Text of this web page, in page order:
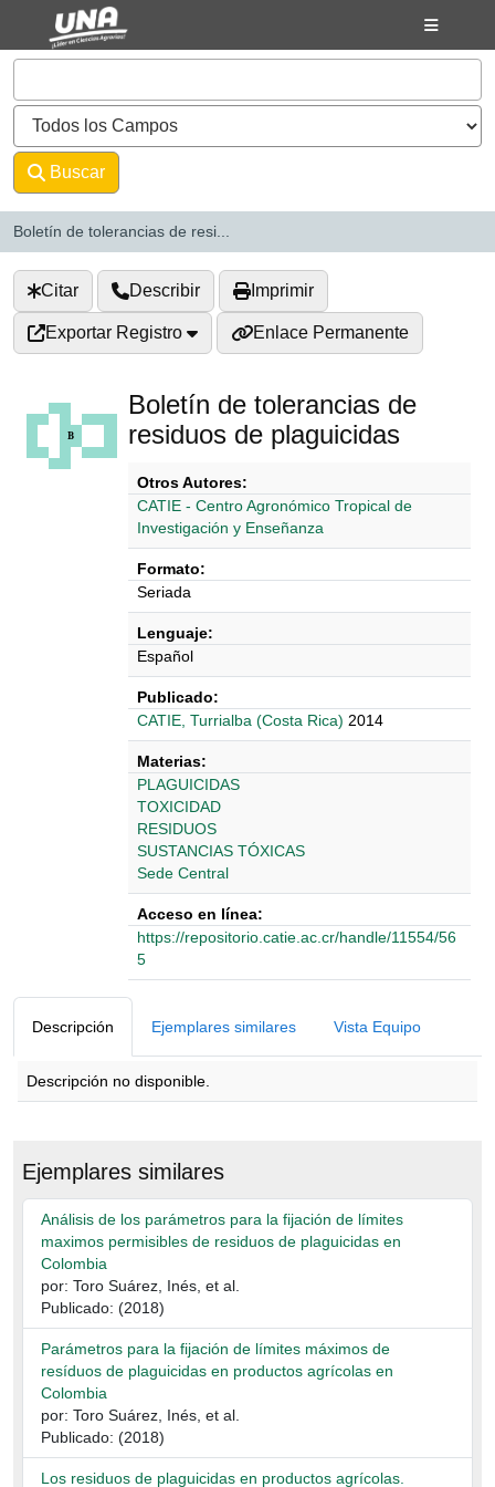
Saltar al contenido
VuFind
Buscar
Boletín de tolerancias de resi...
Citar Describir Imprimir
Exportar Registro Enlace Permanente
Boletín de tolerancias de
residuos de plaguicidas
Otros Autores:
CATIE - Centro Agronómico Tropical de
Investigación y Enseñanza
Formato:
Seriada
Lenguaje:
Español
Publicado:
CATIE, Turrialba (Costa Rica) 2014
Materias:
PLAGUICIDAS
TOXICIDAD
RESIDUOS
SUSTANCIAS TÓXICAS
Sede Central
Acceso en línea:
https://repositorio.catie.ac.cr/handle/11554/56
5
Descripción Ejemplares similares Vista Equipo
Descripción no disponible.
Ejemplares similares
Análisis de los parámetros para la fijación de límites
maximos permisibles de residuos de plaguicidas en
Colombia
por: Toro Suárez, Inés, et al.
Publicado: (2018)
Parámetros para la fijación de límites máximos de
resíduos de plaguicidas en productos agrícolas en
Colombia
por: Toro Suárez, Inés, et al.
Publicado: (2018)
Los residuos de plaguicidas en productos agrícolas.